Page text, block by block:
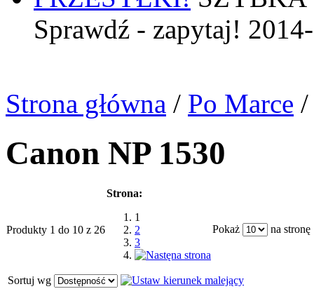
Sprawdź - zapytaj!
Strona główna / Po Marce /
Canon NP 1530
Produkty 1 do 10 z 26
Strona:
1
2
3
Pokaż na stronę
Sortuj wg